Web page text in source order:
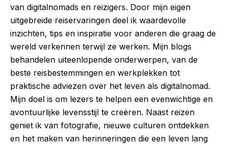
van digitalnomads en reizigers. Door mijn eigen
uitgebreide reiservaringen deel ik waardevolle
inzichten, tips en inspiratie voor anderen die graag de
wereld verkennen terwijl ze werken. Mijn blogs
behandelen uiteenlopende onderwerpen, van de
beste reisbestemmingen en werkplekken tot
praktische adviezen over het leven als digitalnomad.
Mijn doel is om lezers te helpen een evenwichtige en
avontuurlijke levensstijl te creëren. Naast reizen
geniet ik van fotografie, nieuwe culturen ontdekken
en het maken van herinneringen die een leven lang